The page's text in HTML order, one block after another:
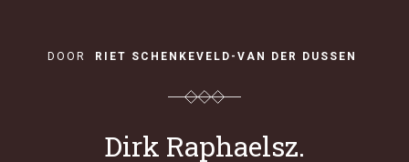
DOOR RIET SCHENKEVELD-VAN DER DUSSEN
Dirk Raphaelsz.